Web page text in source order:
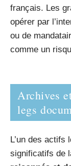
français. Les
opérer par
ou de
comme un
Archives
legs
L’un des actifs
significatifs de